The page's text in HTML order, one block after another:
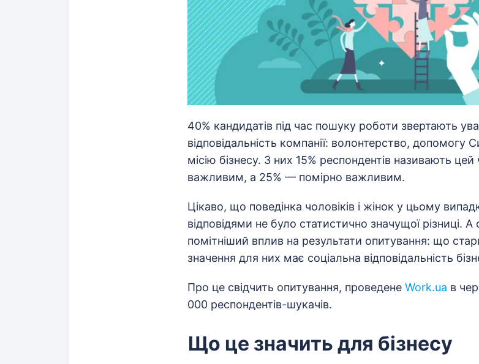
40% кандидатів під час пошуку роботи звертають
відповідальність компанії: волонтерство, допомогу
місію бізнесу. З них 15% респондентів називають
важливим, а 25% — помірно важливим.
Цікаво, що поведінка чоловіків і жінок у цьому
відповідями не було статистично значущої різниці. А
помітніший вплив на результати опитування: що
значення для них має соціальна відповідальність
Про це свідчить опитування, проведене Work.ua в
000 респондентів-шукачів.
Що це значить для бізнесу